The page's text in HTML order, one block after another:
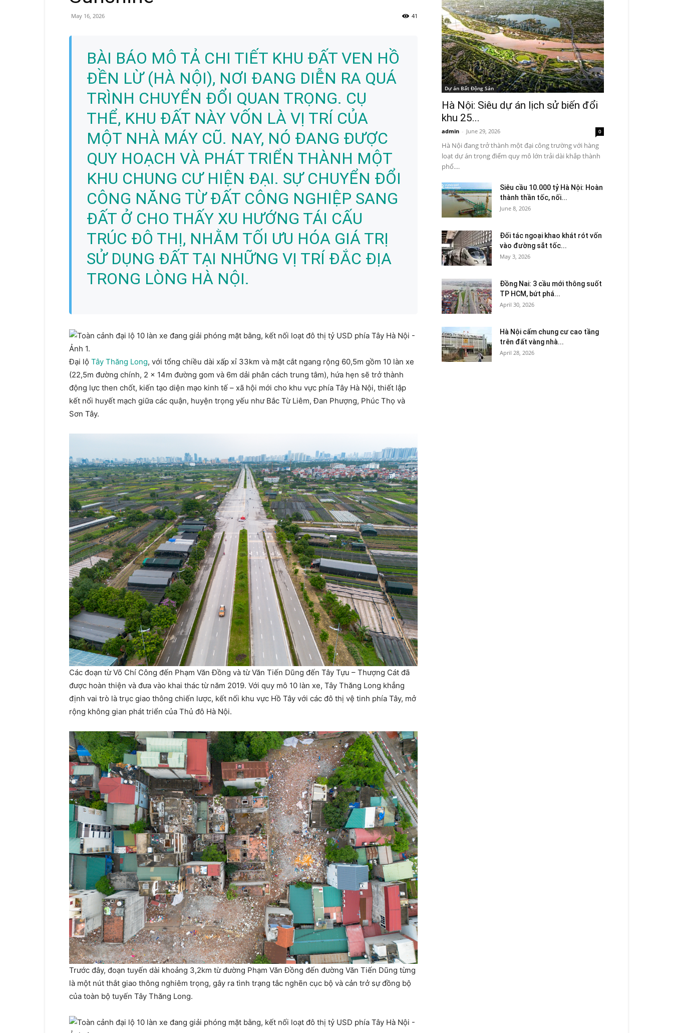
May 16, 2026 41
BÀI BÁO MÔ TẢ CHI TIẾT KHU ĐẤT VEN HỒ
ĐỀN LỪ (HÀ NỘI), NƠI ĐANG DIỄN RA QUÁ
TRÌNH CHUYỂN ĐỔI QUAN TRỌNG. CỤ
THỂ, KHU ĐẤT NÀY VỐN LÀ VỊ TRÍ CỦA
MỘT NHÀ MÁY CŨ. NAY, NÓ ĐANG ĐƯỢC
QUY HOẠCH VÀ PHÁT TRIỂN THÀNH MỘT
KHU CHUNG CƯ HIỆN ĐẠI. SỰ CHUYỂN ĐỔI
CÔNG NĂNG TỪ ĐẤT CÔNG NGHIỆP SANG
ĐẤT Ở CHO THẤY XU HƯỚNG TÁI CẤU
TRÚC ĐÔ THỊ, NHẰM TỐI ƯU HÓA GIÁ TRỊ
SỬ DỤNG ĐẤT TẠI NHỮNG VỊ TRÍ ĐẮC ĐỊA
TRONG LÒNG HÀ NỘI.
Đại lộ Tây Thăng Long, với tổng chiều dài xấp xỉ 33km và mặt cắt ngang rộng 60,5m gồm 10 làn xe
(22,5m đường chính, 2 x 14m đường gom và 6m dải phân cách trung tâm), hứa hẹn sẽ trở thành
động lực then chốt, kiến tạo diện mạo kinh tế – xã hội mới cho khu vực phía Tây Hà Nội, thiết lập
kết nối huyết mạch giữa các quận, huyện trọng yếu như Bắc Từ Liêm, Đan Phượng, Phúc Thọ và
Sơn Tây.
Các đoạn từ Võ Chí Công đến Phạm Văn Đồng và từ Văn Tiến Dũng đến Tây Tựu – Thượng Cát đã
được hoàn thiện và đưa vào khai thác từ năm 2019. Với quy mô 10 làn xe, Tây Thăng Long khẳng
định vai trò là trục giao thông chiến lược, kết nối khu vực Hồ Tây với các đô thị vệ tinh phía Tây, mở
rộng không gian phát triển của Thủ đô Hà Nội.
Trước đây, đoạn tuyến dài khoảng 3,2km từ đường Phạm Văn Đồng đến đường Văn Tiến Dũng từng
là một nút thắt giao thông nghiêm trọng, gây ra tình trạng tắc nghẽn cục bộ và cản trở sự đồng bộ
của toàn bộ tuyến Tây Thăng Long.
Dự án Bất Động Sản
Hà Nội: Siêu dự án lịch sử biến đổi
khu 25...
admin - June 29, 2026 0
Hà Nội đang trở thành một đại công trường với hàng
loạt dự án trọng điểm quy mô lớn trải dài khắp thành
phố....
Siêu cầu 10.000 tỷ Hà Nội: Hoàn
thành thần tốc, nối...
June 8, 2026
Đối tác ngoại khao khát rót vốn
vào đường sắt tốc...
May 3, 2026
Đồng Nai: 3 cầu mới thông suốt
TP HCM, bứt phá...
April 30, 2026
Hà Nội cấm chung cư cao tầng
trên đất vàng nhà...
April 28, 2026